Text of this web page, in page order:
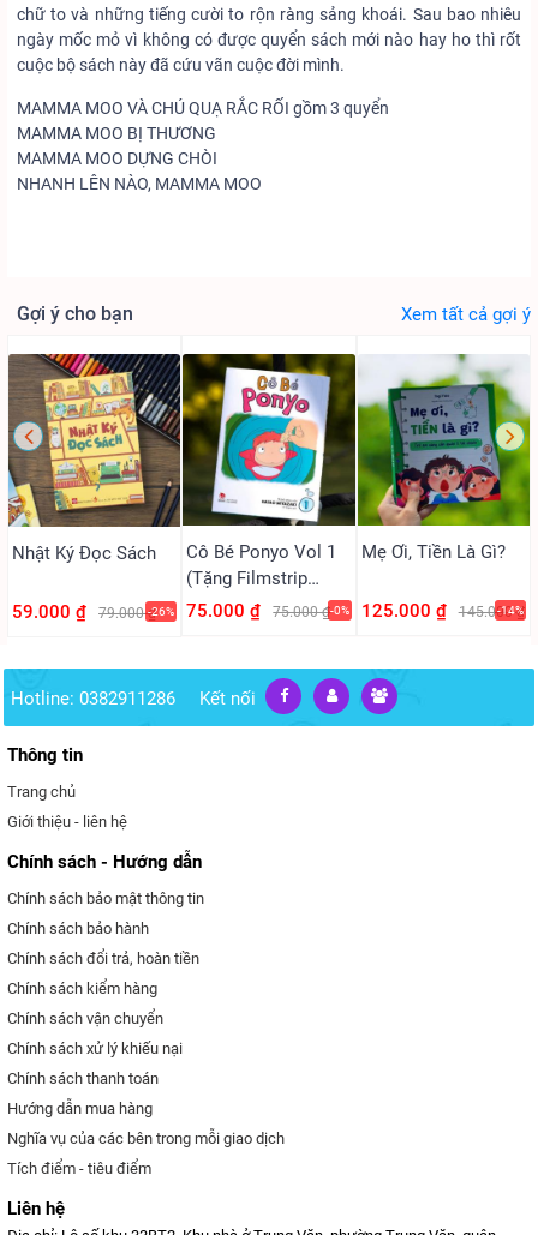
chữ to và những tiếng cười to rộn ràng sảng khoái. Sau bao nhiêu
ngày mốc mỏ vì không có được quyển sách mới nào hay ho thì rốt
cuộc bộ sách này đã cứu vãn cuộc đời mình.
MAMMA MOO VÀ CHÚ QUẠ RẮC RỐI gồm 3 quyển
MAMMA MOO BỊ THƯƠNG
MAMMA MOO DỰNG CHÒI
NHANH LÊN NÀO, MAMMA MOO
Gợi ý cho bạn Xem tất cả gợi ý
Nhật Ký Đọc Sách
59.000 ₫ 79.000 ₫-26%
Cô Bé Ponyo Vol 1
(Tặng Filmstrip
PVC)
75.000 ₫ 75.000 ₫-0%
Mẹ Ơi, Tiền Là Gì?
125.000 ₫ 145.000 ₫
-14%
Hotline: 0382911286 Kết nối
Thông tin
Trang chủ
Giới thiệu - liên hệ
Chính sách - Hướng dẫn
Chính sách bảo mật thông tin
Chính sách bảo hành
Chính sách đổi trả, hoàn tiền
Chính sách kiểm hàng
Chính sách vận chuyển
Chính sách xử lý khiếu nại
Chính sách thanh toán
Hướng dẫn mua hàng
Nghĩa vụ của các bên trong mỗi giao dịch
Tích điểm - tiêu điểm
Liên hệ